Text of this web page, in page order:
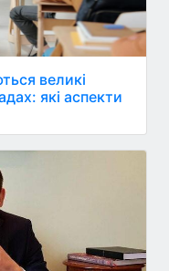
великі
які аспекти